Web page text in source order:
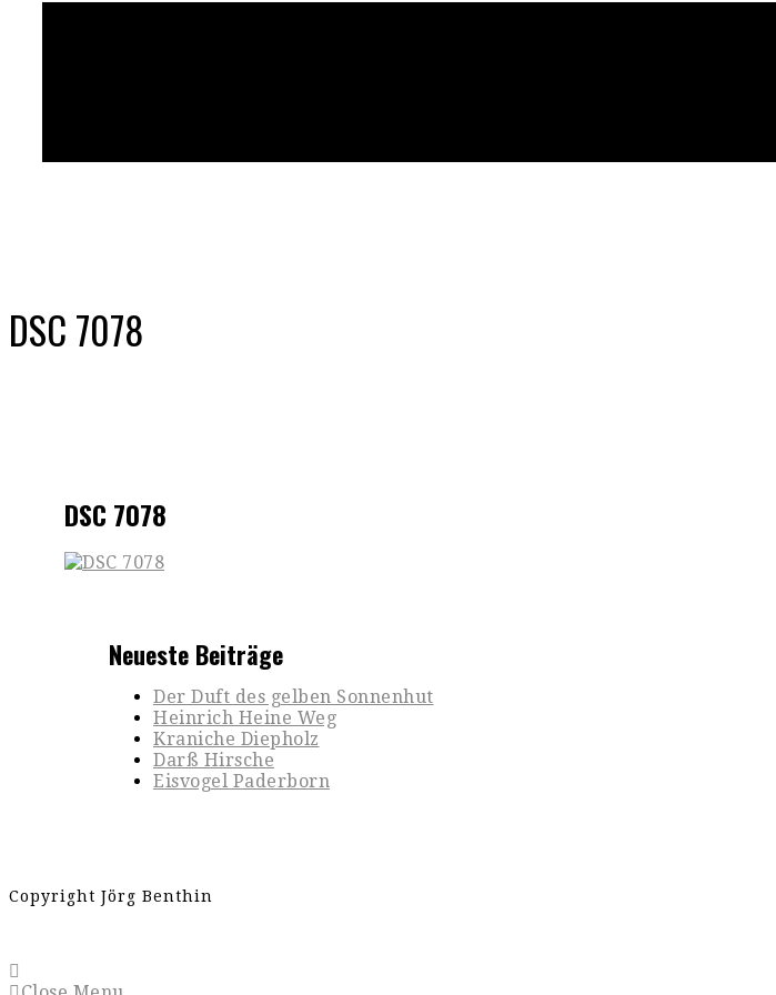
DSC 7078
DSC 7078
Neueste Beiträge
Der Duft des gelben Sonnenhut
Heinrich Heine Weg
Kraniche Diepholz
Darß Hirsche
Eisvogel Paderborn
Copyright Jörg Benthin